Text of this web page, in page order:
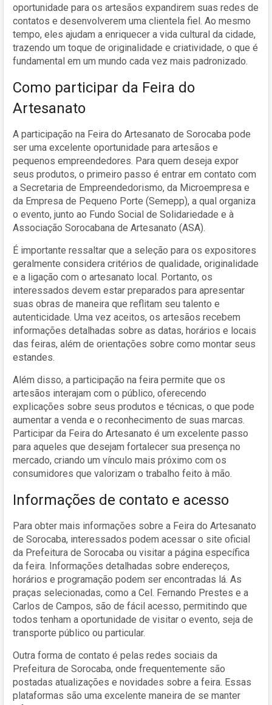
oportunidade para os artesãos expandirem suas redes de
contatos e desenvolverem uma clientela fiel. Ao mesmo
tempo, eles ajudam a enriquecer a vida cultural da cidade,
trazendo um toque de originalidade e criatividade, o que é
fundamental em um mundo cada vez mais padronizado.
Como participar da Feira do
Artesanato
A participação na Feira do Artesanato de Sorocaba pode
ser uma excelente oportunidade para artesãos e
pequenos empreendedores. Para quem deseja expor
seus produtos, o primeiro passo é entrar em contato com
a Secretaria de Empreendedorismo, da Microempresa e
da Empresa de Pequeno Porte (Semepp), a qual organiza
o evento, junto ao Fundo Social de Solidariedade e à
Associação Sorocabana de Artesanato (ASA).
É importante ressaltar que a seleção para os expositores
geralmente considera critérios de qualidade, originalidade
e a ligação com o artesanato local. Portanto, os
interessados devem estar preparados para apresentar
suas obras de maneira que reflitam seu talento e
autenticidade. Uma vez aceitos, os artesãos recebem
informações detalhadas sobre as datas, horários e locais
das feiras, além de orientações sobre como montar seus
estandes.
Além disso, a participação na feira permite que os
artesãos interajam com o público, oferecendo
explicações sobre seus produtos e técnicas, o que pode
aumentar a venda e o reconhecimento de suas marcas.
Participar da Feira do Artesanato é um excelente passo
para aqueles que desejam fortalecer sua presença no
mercado, criando um vínculo mais próximo com os
consumidores que valorizam o trabalho feito à mão.
Informações de contato e acesso
Para obter mais informações sobre a Feira do Artesanato
de Sorocaba, interessados podem acessar o site oficial
da Prefeitura de Sorocaba ou visitar a página específica
da feira. Informações detalhadas sobre endereços,
horários e programação podem ser encontradas lá. As
praças selecionadas, como a Cel. Fernando Prestes e a
Carlos de Campos, são de fácil acesso, permitindo que
todos tenham a oportunidade de visitar o evento, seja de
transporte público ou particular.
Outra forma de contato é pelas redes sociais da
Prefeitura de Sorocaba, onde frequentemente são
postadas atualizações e novidades sobre a feira. Essas
plataformas são uma excelente maneira de se manter